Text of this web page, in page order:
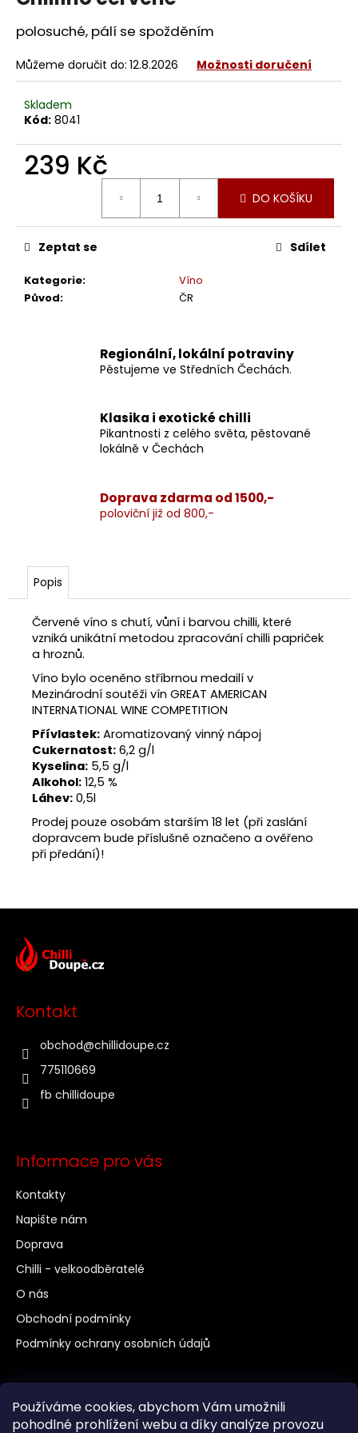
Používáme cookies, abychom Vám umožnili
pohodlné prohlížení webu a díky analýze provozu
polosuché, pálí se spožděním
Můžeme doručit do: 12.8.2026 Možnosti doručení
Skladem
Kód: 8041
239 Kč
DO KOŠÍKU
Kategorie:
Víno
Původ: ČR
Zeptat se Sdílet
Regionální, lokální potraviny
Pěstujeme ve Středních Čechách.
Klasika i exotické chilli
Pikantnosti z celého světa, pěstované
lokálně v Čechách
Doprava zdarma od 1500,-
poloviční již od 800,-
Popis
Červené víno s chutí, vůní i barvou chilli, které
vzniká unikátní metodou zpracování chilli papriček
a hroznů.
Víno bylo oceněno stříbrnou medailí v
Mezinárodní soutěži vín GREAT AMERICAN
INTERNATIONAL WINE COMPETITION
Přívlastek: Aromatizovaný vinný nápoj
Cukernatost: 6,2 g/l
Kyselina: 5,5 g/l
Alkohol: 12,5 %
Láhev: 0,5l
Prodej pouze osobám starším 18 let (při zaslání
dopravcem bude příslušně označeno a ověřeno
při předání)!
Kontakt
obchod@chillidoupe.cz
775110669
fb chillidoupe
Informace pro vás
Kontakty
Napište nám
Doprava
Chilli - velkoodběratelé
O nás
Obchodní podmínky
Podmínky ochrany osobních údajů
Další odkazy
Chilli a pěstování